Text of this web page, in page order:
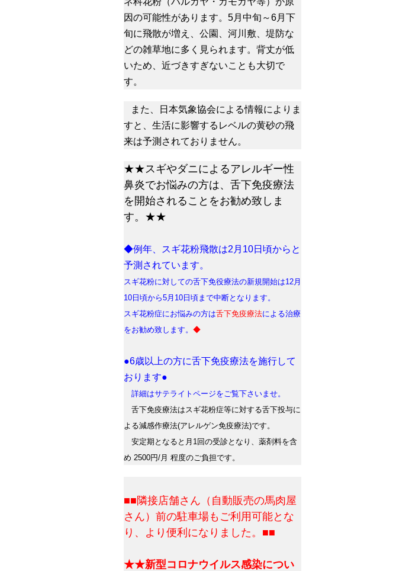
因の可能性があります。5月中旬～6月下
旬に飛散が増え、公園、河川敷、堤防な
どの雑草地に多く見られます。背丈が低
いため、近づきすぎないことも大切で
す。
また、日本気象協会による情報によりま
すと、生活に影響するレベルの黄砂の飛
来は予測されておりません。
★★スギやダニによるアレルギー性
鼻炎でお悩みの方は、舌下免疫療法
を開始されることをお勧め致しま
す。★★
◆例年、スギ花粉飛散は2月10日頃からと
予測されています。
スギ花粉に対しての舌下免役療法の新規開始は12月
10日頃から5月10日頃まで中断となります。
スギ花粉症にお悩みの方は舌下免疫療法による治療
をお勧め致します。 ◆
●6歳以上の方に舌下免疫療法を施行して
おります●
詳細はサテライトページをご覧下さいませ。
舌下免疫療法はスギ花粉症等に対する舌下投与に
よる減感作療法(アレルゲン免疫療法)です。
安定期となると月1回の受診となり、薬剤料を含
め 2500円/月 程度のご負担です。
■■隣接店舗さん（自動販売の馬肉屋
さん）前の駐車場もご利用可能とな
り、より便利になりました。■■
★★新型コロナウイルス感染につい